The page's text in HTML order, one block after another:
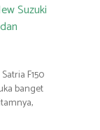
Suzuki
F150
banget